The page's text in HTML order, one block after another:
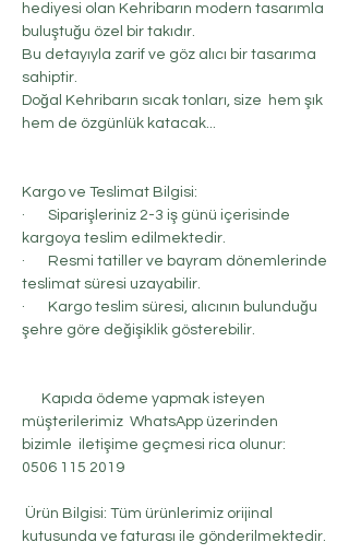
hediyesi olan Kehribarın modern tasarımla
buluştuğu özel bir takıdır.
Bu detayıyla zarif ve göz alıcı bir tasarıma
sahiptir.
Doğal Kehribarın sıcak tonları, size hem şık
hem de özgünlük katacak...
Kargo ve Teslimat Bilgisi:
· Siparişleriniz 2-3 iş günü içerisinde
kargoya teslim edilmektedir.
· Resmi tatiller ve bayram dönemlerinde
teslimat süresi uzayabilir.
· Kargo teslim süresi, alıcının bulunduğu
şehre göre değişiklik gösterebilir.
Kapıda ödeme yapmak isteyen
müşterilerimiz WhatsApp üzerinden
bizimle iletişime geçmesi rica olunur:
0506 115 2019
Ürün Bilgisi: Tüm ürünlerimiz orijinal
kutusunda ve faturası ile gönderilmektedir.